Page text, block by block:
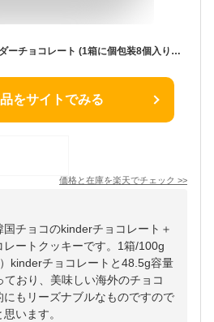
kinder CHOCOLATE キンダーチョコレート (1箱に個包装8個入り) 100g+Twix キャラメル チョコレートクッキー1個 (48.5g)×5個 ASMR SNS youtube TikTok インスタ マシッソ 韓国モッパン 海外お菓子 海外チョコ
をサイトでみる
価格と在庫を楽天でチェック >>
チョコのkinderチョコレート＋
ートクッキーです。1箱/100g
kinderチョコレートと48.5g容量
おり、美味しい海外のチョコ
にもリーズナブルなものですので
います。